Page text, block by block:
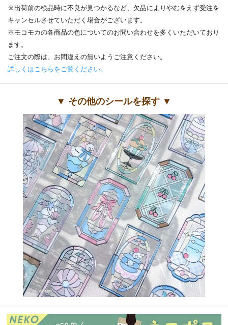
※出荷前の検品時に不良が見つかるなど、欠品によりやむをえず受注を
キャンセルさせていただく場合がございます。
※モコモカの各商品の色についてのお問い合わせを多くいただいており
ます。
ご注文の際は、お間違えの無いようご注意ください。
詳しくはこちらをご覧ください。
▼ その他のシールを探す ▼